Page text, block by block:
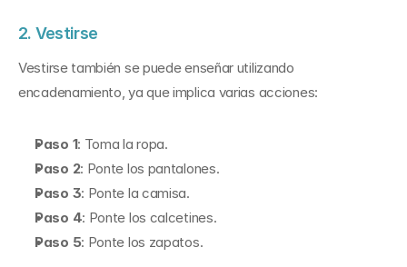
2. Vestirse
Vestirse también se puede enseñar utilizando
encadenamiento, ya que implica varias acciones:
Paso 1: Toma la ropa.
Paso 2: Ponte los pantalones.
Paso 3: Ponte la camisa.
Paso 4: Ponte los calcetines.
Paso 5: Ponte los zapatos.